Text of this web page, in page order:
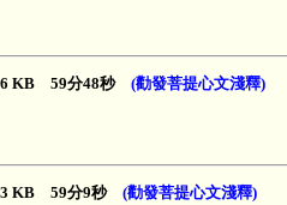
KB 59分48秒 (勸發菩提心文淺釋)
KB 59分9秒 (勸發菩提心文淺釋)